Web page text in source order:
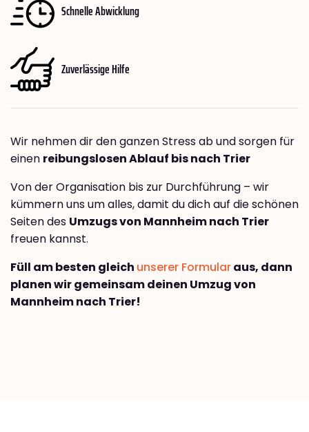
Schnelle Abwicklung
Zuverlässige Hilfe
Wir nehmen dir den ganzen Stress ab und sorgen für
einen reibungslosen Ablauf bis nach Trier
Von der Organisation bis zur Durchführung – wir
kümmern uns um alles, damit du dich auf die schönen
Seiten des Umzugs von Mannheim nach Trier
freuen kannst.
Füll am besten gleich unserer Formularaus, dann
planen wir gemeinsam deinen Umzug von
Mannheim nach Trier!